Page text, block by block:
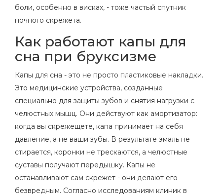
боли, особенно в висках, - тоже частый спутник
ночного скрежета.
Как работают капы для
сна при бруксизме
Капы для сна - это не просто пластиковые накладки.
Это медицинские устройства, созданные
специально для защиты зубов и снятия нагрузки с
челюстных мышц. Они действуют как амортизатор:
когда вы скрежещете, капа принимает на себя
давление, а не ваши зубы. В результате эмаль не
стирается, коронки не трескаются, а челюстные
суставы получают передышку. Капы не
останавливают сам скрежет - они делают его
безвредным. Согласно исследованиям клиник в